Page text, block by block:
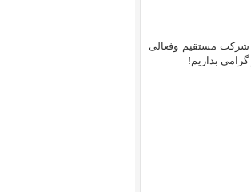
شرکت مستقیم وفعالی
بداریم!